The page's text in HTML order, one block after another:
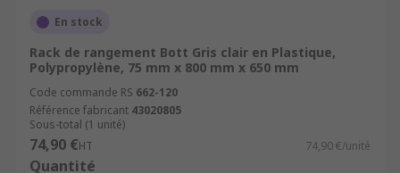
En stock
Rack de rangement Bott Gris clair en Plastique,
Polypropylène, 75 mm x 800 mm x 650 mm
Code commande RS 662-120
Référence fabricant 43020805
Sous-total (1 unité)
74,90 €HT 74,90 €/unité
Quantité